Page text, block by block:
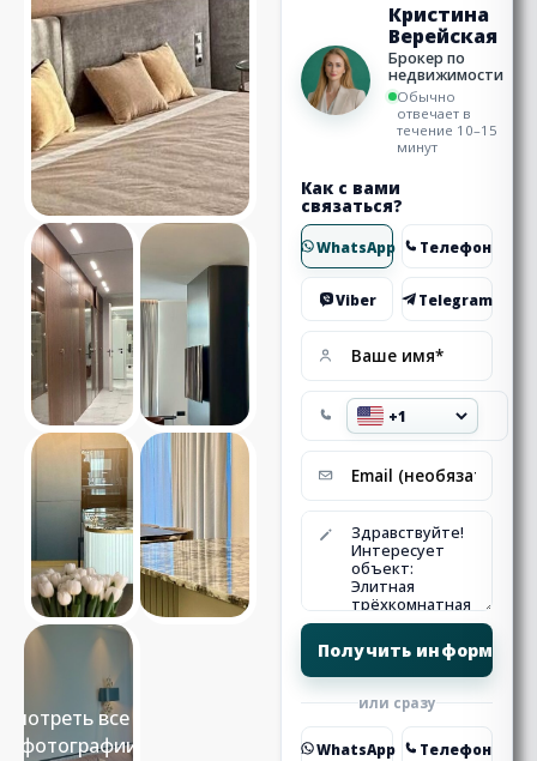
Смотреть все 12
фотографии
Кристина
Верейская
Брокер по
недвижимости
Обычно
отвечает в
течение 10–15
минут
Как с вами
связаться?
WhatsApp Телефон
Viber Telegram
или сразу
WhatsApp Телефон